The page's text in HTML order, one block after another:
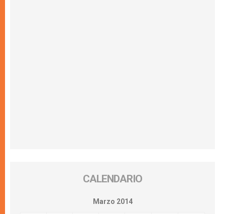
CALENDARIO
Marzo 2014